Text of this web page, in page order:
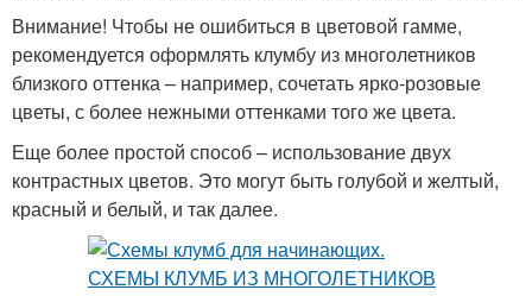
Внимание! Чтобы не ошибиться в цветовой гамме,
рекомендуется оформлять клумбу из многолетников
близкого оттенка – например, сочетать ярко-розовые
цветы, с более нежными оттенками того же цвета.
Еще более простой способ – использование двух
контрастных цветов. Это могут быть голубой и желтый,
красный и белый, и так далее.